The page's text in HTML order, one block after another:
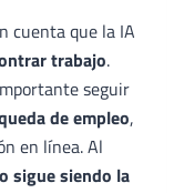
cuenta que la IA
trabajo.
seguir
de empleo,
en línea. Al
sigue siendo la